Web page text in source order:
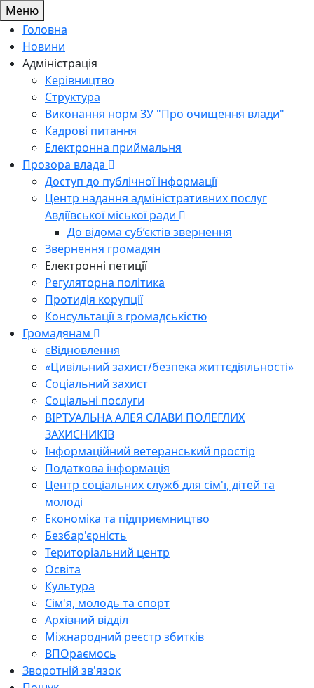
Меню
Головна
Новини
Адміністрація
Керівництво
Структура
Виконання норм ЗУ "Про очищення влади"
Кадрові питання
Електронна приймальня
Прозора влада
Доступ до публічної інформації
Центр надання адміністративних послуг
Авдіївської міської ради
До відома суб’єктів звернення
Звернення громадян
Електронні петиції
Регуляторна політика
Протидія корупції
Консультації з громадськістю
Громадянам
єВідновлення
«Цивільний захист/безпека життєдіяльності»
Соціальний захист
Соціальні послуги
ВІРТУАЛЬНА АЛЕЯ СЛАВИ ПОЛЕГЛИХ
ЗАХИСНИКІВ
Інформаційний ветеранський простір
Податкова інформація
Центр соціальних служб для сім'ї, дітей та
молоді
Економіка та підприємництво
Безбар'єрність
Територіальний центр
Освіта
Культура
Сім'я, молодь та спорт
Архівний відділ
Міжнародний реєстр збитків
ВПОраємось
Зворотній зв'язок